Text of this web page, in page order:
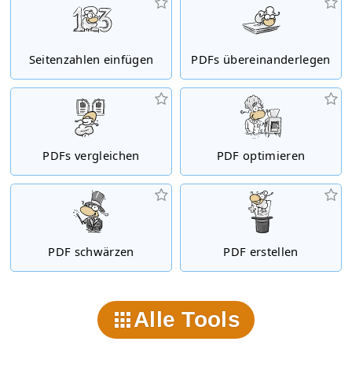
Seitenzahlen einfügen PDFs übereinanderlegen
PDFs vergleichen PDF optimieren
PDF schwärzen PDF erstellen
Alle Tools